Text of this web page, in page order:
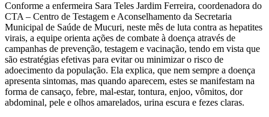
Conforme a enfermeira Sara Teles Jardim Ferreira, coordenadora do
CTA – Centro de Testagem e Aconselhamento da Secretaria
Municipal de Saúde de Mucuri, neste mês de luta contra as hepatites
virais, a equipe orienta ações de combate à doença através de
campanhas de prevenção, testagem e vacinação, tendo em vista que
são estratégias efetivas para evitar ou minimizar o risco de
adoecimento da população. Ela explica, que nem sempre a doença
apresenta sintomas, mas quando aparecem, estes se manifestam na
forma de cansaço, febre, mal-estar, tontura, enjoo, vômitos, dor
abdominal, pele e olhos amarelados, urina escura e fezes claras.